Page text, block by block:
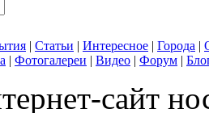
| Статьи | Интересное | Города |
| Фотогалереи | Видео | Форум |
сайт